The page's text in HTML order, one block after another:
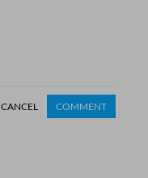
CANCEL COMMENT